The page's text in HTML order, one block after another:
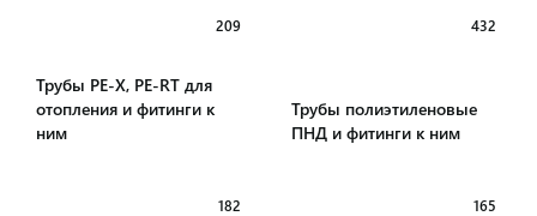
Трубы PE-X, PE-RT для
отопления и фитинги к
ним
209
Трубы полиэтиленовые
ПНД и фитинги к ним
432
182 165